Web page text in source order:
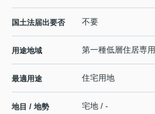
国土法届出要否 不要
用途地域 第一種低層住居専用
最適用途 住宅用地
地目 / 地勢 宅地 / -